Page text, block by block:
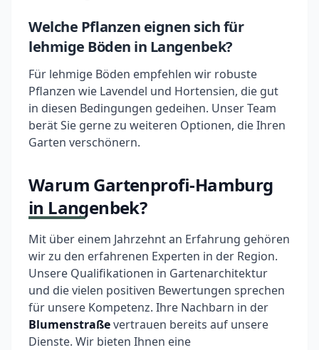
Welche Pflanzen eignen sich für
lehmige Böden in Langenbek?
Für lehmige Böden empfehlen wir robuste
Pflanzen wie Lavendel und Hortensien, die gut
in diesen Bedingungen gedeihen. Unser Team
berät Sie gerne zu weiteren Optionen, die Ihren
Garten verschönern.
Warum Gartenprofi-Hamburg
in Langenbek?
Mit über einem Jahrzehnt an Erfahrung gehören
wir zu den erfahrenen Experten in der Region.
Unsere Qualifikationen in Gartenarchitektur
und die vielen positiven Bewertungen sprechen
für unsere Kompetenz. Ihre Nachbarn in der
Blumenstraßevertrauen bereits auf unsere
Dienste. Wir bieten Ihnen eine